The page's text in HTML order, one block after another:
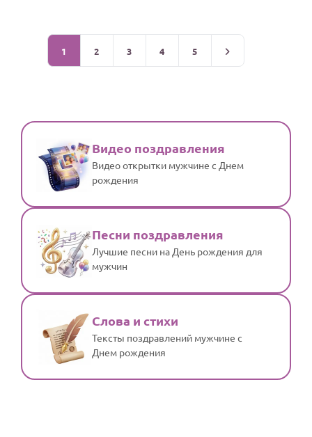
1 2 3 4 5
Видео поздравления
Видео открытки мужчине с Днем
рождения
Песни поздравления
Лучшие песни на День рождения для
мужчин
Слова и стихи
Тексты поздравлений мужчине с
Днем рождения